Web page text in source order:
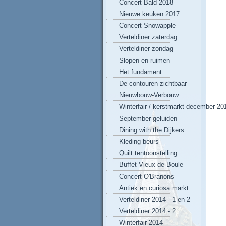
Concert Bald 2018
Nieuwe keuken 2017
Concert Snowapple
Verteldiner zaterdag
Verteldiner zondag
Slopen en ruimen
Het fundament
De contouren zichtbaar
Nieuwbouw-Verbouw
Winterfair / kerstmarkt december
September geluiden
Dining with the Dijkers
Kleding beurs
Quilt tentoonstelling
Buffet Vieux de Boule
Concert O'Branons
Antiek en curiosa markt
Verteldiner 2014 - 1 en 2
Verteldiner 2014 - 2
Winterfair 2014